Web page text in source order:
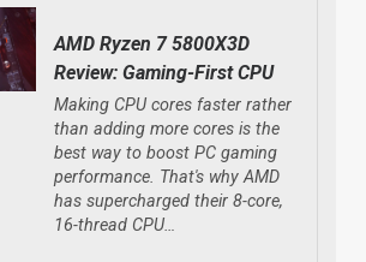
AMD Ryzen 7 5800X3D
Review: Gaming-First CPU
Making CPU cores faster rather
than adding more cores is the
best way to boost PC gaming
performance. That's why AMD
has supercharged their 8-core,
16-thread CPU…